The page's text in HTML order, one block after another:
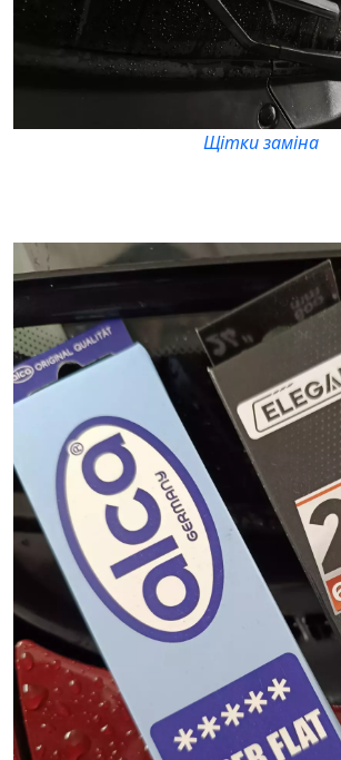
Щітки заміна